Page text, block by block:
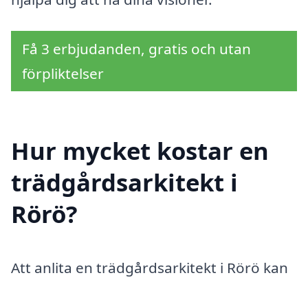
Få 3 erbjudanden, gratis och utan
förpliktelser
Hur mycket kostar en
trädgårdsarkitekt i
Rörö?
Att anlita en trädgårdsarkitekt i Rörö kan